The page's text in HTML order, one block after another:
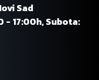
Sad
17:00h, Subota: